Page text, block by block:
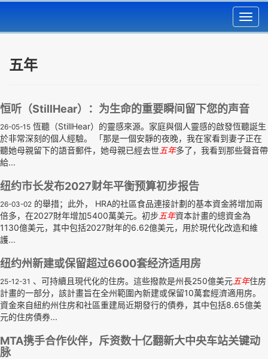
五年
恒听（StillHear）：为生命的重要瞬间留下您的声音
26-05-15 恆聽（StillHear）的靈感來源。家庭與個人靈感的啟發恆聽誕生
於非常深刻的個人經驗。 「那是一個安靜的夜晚，我在家看到妻子正在
聽她母親留下的語音郵件，她母親已經去世 五年多了，我看到那些聲音帶
給...
纽约市长发布2027财年平衡预算初步报告
26-03-02 的舉措；此外， HRA的社區食品連接計劃的基本資金將增加兩
倍多，在2027財年增加5400萬美元。初步 五年資本計畫的總資金為
1130億美元，其中包括2027財年的6.62億美元，用於現代化改造和維
護...
纽约州新建或保留超过6600套经济适用房
25-12-31 、可持續且現代化的住房。這些撥款是州長250億美元 五年住房
計畫的一部分，該計畫旨在全州範圍內新建或保留10萬套經濟適用房。
資金來自紐約州住房和社區重建局近期發行的債券，其中包括8.65億美
元的住房債券...
MTA携手合作伙伴，斥资数十亿翻新大中央车站关键动
脉